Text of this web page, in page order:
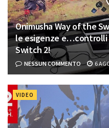
Onimusha Way of the
le esigenze e…controlli
Switch 2!
NESSUN COMMENTO 6
VIDEO